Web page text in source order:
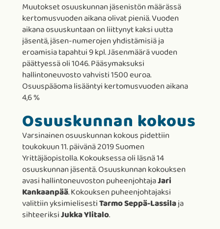
Muutokset osuuskunnan jäsenistön määrässä
kertomusvuoden aikana olivat pieniä. Vuoden
aikana osuuskuntaan on liittynyt kaksi uutta
jäsentä, jäsen-numerojen yhdistämisiä ja
eroamisia tapahtui 9 kpl. Jäsenmäärä vuoden
päättyessä oli 1046. Pääsymaksuksi
hallintoneuvosto vahvisti 1500 euroa.
Osuuspääoma lisääntyi kertomusvuoden aikana
4,6 %
Osuuskunnan kokous
Varsinainen osuuskunnan kokous pidettiin
toukokuun 11. päivänä 2019 Suomen
Yrittäjäopistolla. Kokouksessa oli läsnä 14
osuuskunnan jäsentä. Osuuskunnan kokouksen
avasi hallintoneuvoston puheenjohtajaJari
Kankaanpää. Kokouksen puheenjohtajaksi
valittiin yksimielisestiTarmo Seppä-Lassilaja
sihteeriksiJukka Ylitalo.